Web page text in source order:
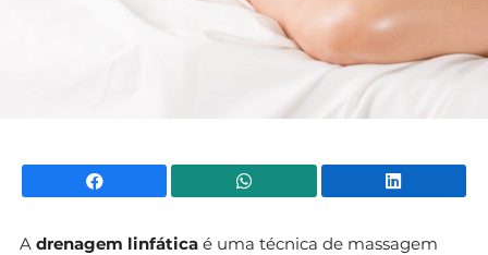
Facebook WhatsApp
A drenagem linfática é uma técnica de massagem